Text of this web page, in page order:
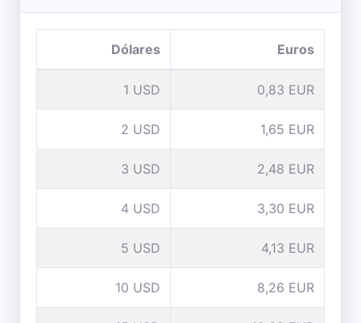
Dólares Euros
1 USD 0,83 EUR
2 USD 1,65 EUR
3 USD 2,48 EUR
4 USD 3,30 EUR
5 USD 4,13 EUR
10 USD 8,26 EUR